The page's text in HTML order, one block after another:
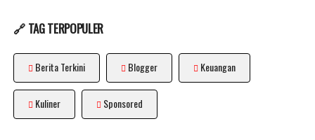
🔗 TAG TERPOPULER
Berita Terkini Blogger Keuangan
Kuliner Sponsored